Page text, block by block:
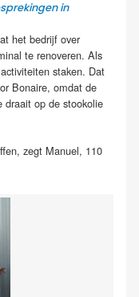
in
het bedrijf over
te renoveren. Als
staken. Dat
Bonaire, omdat de
draait op de stookolie
zegt Manuel, 110